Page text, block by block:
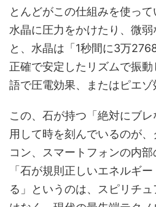
とんどがこの仕組みを使って
水晶に圧力をかけたり、微
と、水晶は「1秒間に3万
正確で安定したリズムで振
語で圧電効果、またはピエゾ
この、石が持つ「絶対にブ
用して時を刻んでいるのが
コン、スマートフォンの内部
「石が規則正しいエネルギ
る」というのは、スピリチ